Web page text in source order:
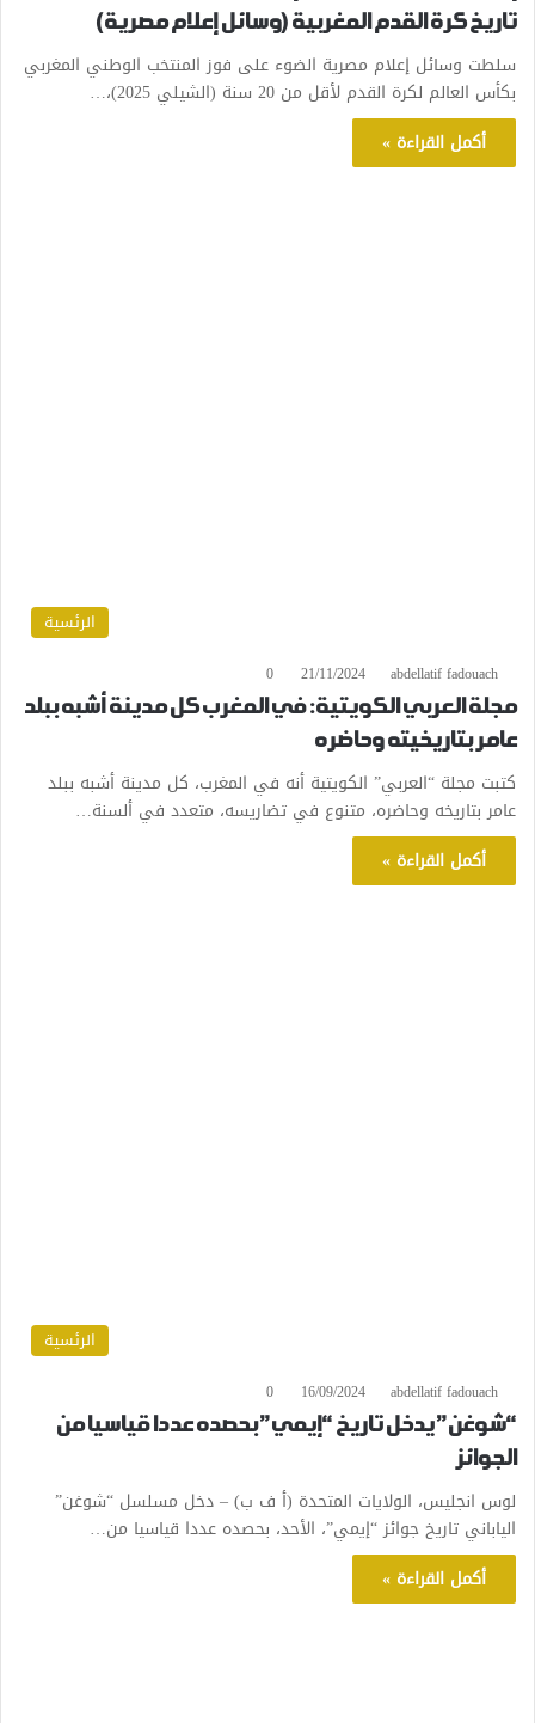
تاريخ كرة القدم المغربية (وسائل إعلام مصرية)
سلطت وسائل إعلام مصرية الضوء على فوز المنتخب الوطني المغربي
بكأس العالم لكرة القدم لأقل من 20 سنة (الشيلي 2025)،…
أكمل القراءة »
الرئسية
abdellatif fadouach
21/11/2024
0
مجلة العربي الكويتية: في المغرب كل مدينة أشبه ببلد
عامر بتاريخيته وحاضره
كتبت مجلة “العربي” الكويتية أنه في المغرب، كل مدينة أشبه ببلد
عامر بتاريخه وحاضره، متنوع في تضاريسه، متعدد في ألسنة…
أكمل القراءة »
الرئسية
abdellatif fadouach
16/09/2024
0
“شوغن” يدخل تاريخ “إيمي” بحصده عددا قياسيا من
الجوائز
لوس انجليس، الولايات المتحدة (أ ف ب) – دخل مسلسل “شوغن”
الياباني تاريخ جوائز “إيمي”، الأحد، بحصده عددا قياسيا من…
أكمل القراءة »